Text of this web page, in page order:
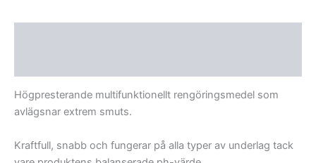
Högpresterande multifunktionellt rengöringsmedel som
avlägsnar extrem smuts.
Kraftfull, snabb och fungerar på alla typer av underlag tack